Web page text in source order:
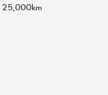
25,000km